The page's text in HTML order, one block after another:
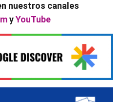
nuestros canales
yYouTube